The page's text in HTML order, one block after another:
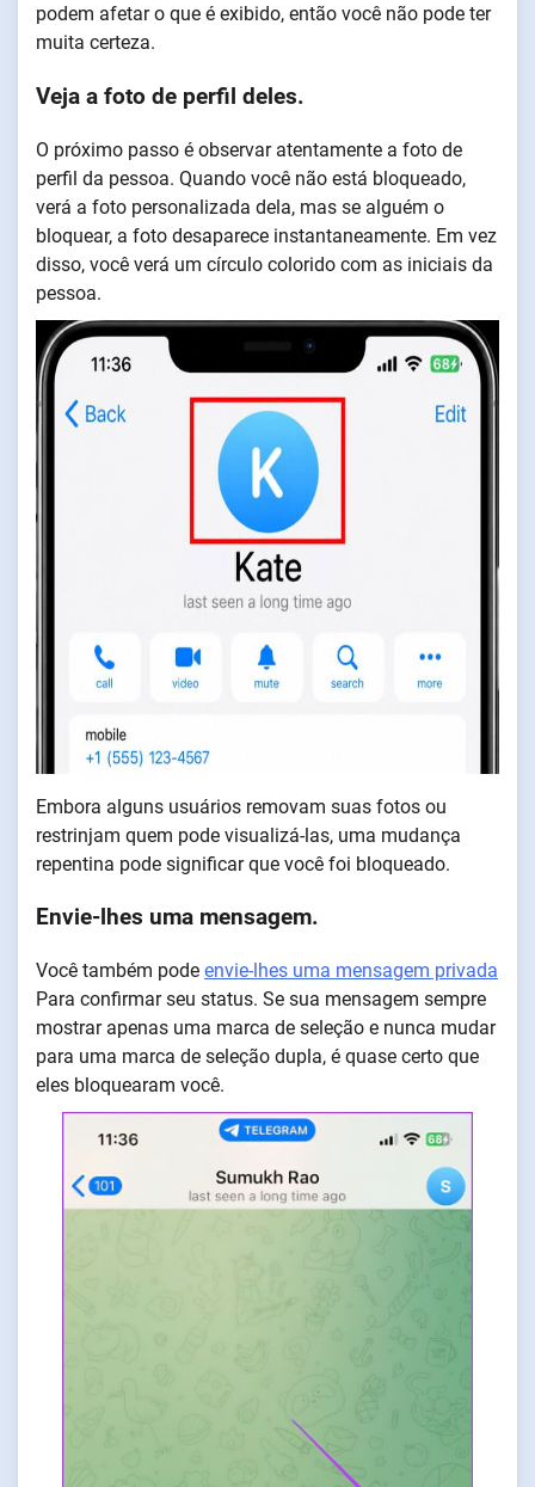
podem afetar o que é exibido, então você não pode ter
muita certeza.
Veja a foto de perfil deles.
O próximo passo é observar atentamente a foto de
perfil da pessoa. Quando você não está bloqueado,
verá a foto personalizada dela, mas se alguém o
bloquear, a foto desaparece instantaneamente. Em vez
disso, você verá um círculo colorido com as iniciais da
pessoa.
Embora alguns usuários removam suas fotos ou
restrinjam quem pode visualizá-las, uma mudança
repentina pode significar que você foi bloqueado.
Envie-lhes uma mensagem.
Você também pode envie-lhes uma mensagem privada
Para confirmar seu status. Se sua mensagem sempre
mostrar apenas uma marca de seleção e nunca mudar
para uma marca de seleção dupla, é quase certo que
eles bloquearam você.